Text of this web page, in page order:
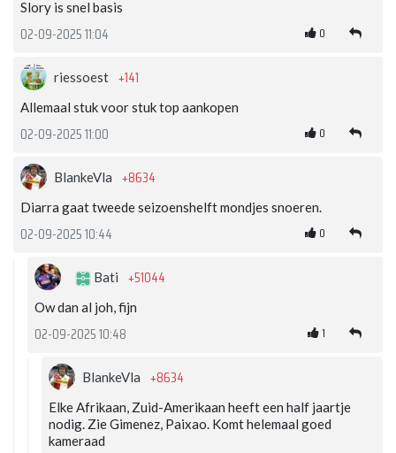
Slory is snel basis
02-09-2025 11:04 0
riessoest +141
Allemaal stuk voor stuk top aankopen
02-09-2025 11:00 0
BlankeVla +8634
Diarra gaat tweede seizoenshelft mondjes snoeren.
02-09-2025 10:44 0
Bati +51044
Ow dan al joh, fijn
02-09-2025 10:48 1
BlankeVla +8634
Elke Afrikaan, Zuid-Amerikaan heeft een half jaartje
nodig. Zie Gimenez, Paixao. Komt helemaal goed
kameraad